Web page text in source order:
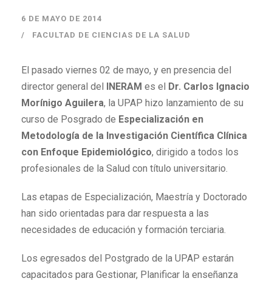
6 DE MAYO DE 2014
FACULTAD DE CIENCIAS DE LA SALUD
El pasado viernes 02 de mayo, y en presencia del
director general del INERAM es el Dr. Carlos Ignacio
Morínigo Aguilera, la UPAP hizo lanzamiento de su
curso de Posgrado de Especialización en
Metodología de la Investigación Científica Clínica
con Enfoque Epidemiológico, dirigido a todos los
profesionales de la Salud con título universitario.
Las etapas de Especialización, Maestría y Doctorado
han sido orientadas para dar respuesta a las
necesidades de educación y formación terciaria.
Los egresados del Postgrado de la UPAP estarán
capacitados para Gestionar, Planificar la enseñanza